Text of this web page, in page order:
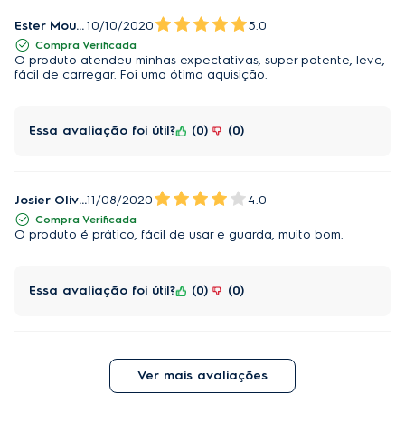
Ester Moura Lopes10/10/2020 5.0
Compra Verificada
O produto atendeu minhas expectativas, super potente, leve,
fácil de carregar. Foi uma ótima aquisição.
Essa avaliação foi útil? 0 0
Josier Oliveira11/08/2020 4.0
Compra Verificada
O produto é prático, fácil de usar e guarda, muito bom.
Essa avaliação foi útil? 0 0
Ver mais avaliações